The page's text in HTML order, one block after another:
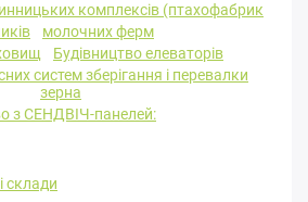
комплексів (птахофабрик
молочних ферм
Будівництво елеваторів
систем зберігання і перевалки
зерна
з СЕНДВІЧ-панелей:
склади